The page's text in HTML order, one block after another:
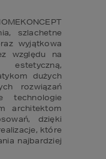
szlachetne
wyjątkowa
względu na
estetyczną,
dużych
rozwiązań
technologie
architektom
dzięki
które
najbardziej